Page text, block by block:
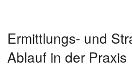
Ermittlungs- und
Ablauf in der Praxis